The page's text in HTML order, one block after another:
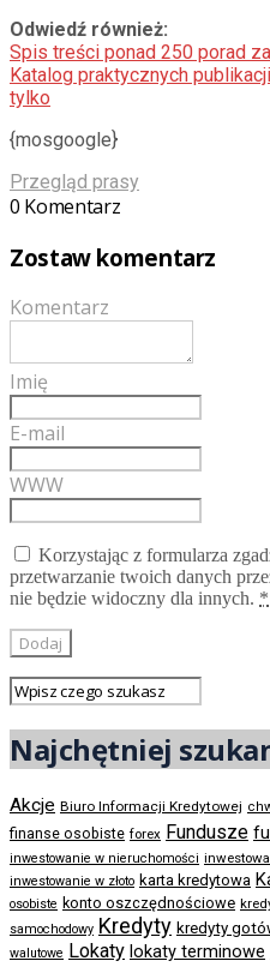
Odwiedź również:
Spis treści ponad 250 porad
Katalog praktycznych
tylko
{mosgoogle}
Przegląd prasy
0 Komentarz
Zostaw komentarz
Komentarz
Imię
E-mail
WWW
Korzystając z formularza
przetwarzanie twoich danych
nie będzie widoczny dla innych. *
Najchętniej
Akcje Biuro Informacji Kredytowej
finanse osobiste forex Fundusze
inwestowanie w nieruchomości
inwestowanie w złoto karta kredytowa
osobiste konto oszczędnościowe
samochodowy Kredyty kredyty
walutowe Lokaty lokaty terminowe